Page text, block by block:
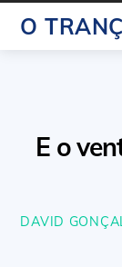
O
E o
DAVID